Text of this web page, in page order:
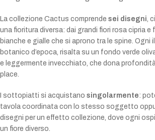
La collezione Cactus comprende sei disegni,
una fioritura diversa: dai grandi fiori rosa cipria e
bianche e gialle che si aprono tra le spine. Ogni
botanico d’epoca, risalta su un fondo verde
e leggermente invecchiato, che dona
place.
I sottopiatti si acquistano singolarmente:
tavola coordinata con lo stesso soggetto
disegni per un effetto collezione, dove ogni
un fiore diverso.